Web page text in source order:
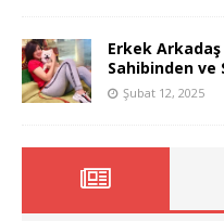
Erkek
Sahibinden ve
Şubat 12, 2025